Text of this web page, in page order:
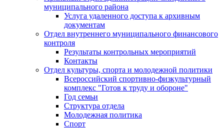
муниципального района
Услуга удаленного доступа к архивным
документам
Отдел внутреннего муниципального финансового
контроля
Результаты контрольных мероприятий
Контакты
Отдел культуры, спорта и молодежной политики
Всероссийский спортивно-физкультурный
комплекс "Готов к труду и обороне"
Год семьи
Структура отдела
Молодежная политика
Спорт